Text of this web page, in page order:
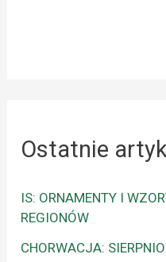
Ostatnie
IS: ORNAMENTY I
REGIONÓW
CHORWACJA: